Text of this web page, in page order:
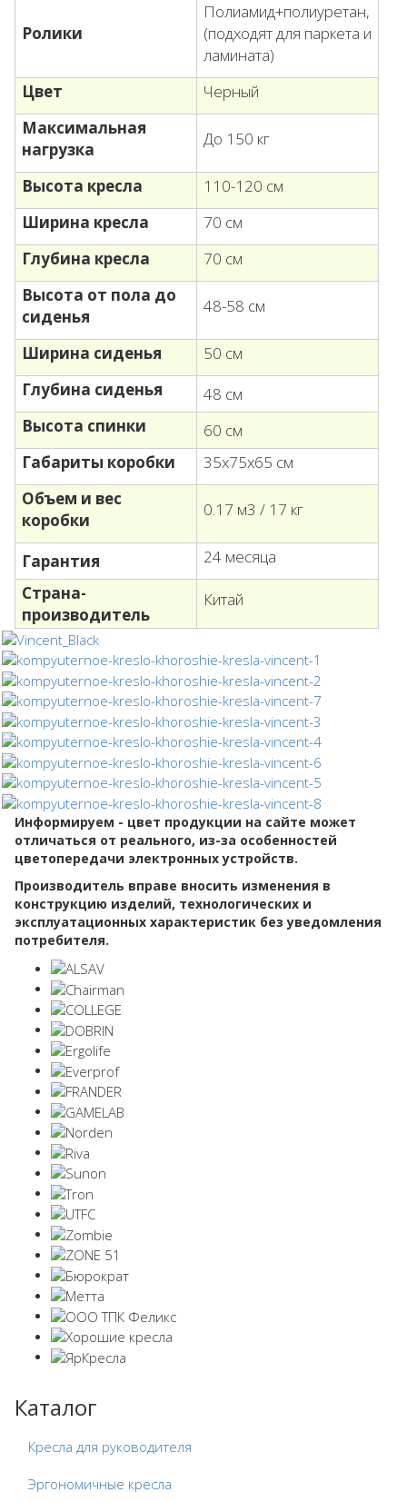
Ролики
Полиамид+полиуретан,
(подходят для паркета и
ламината)
Цвет
Черный
Максимальная
нагрузка
До 150 кг
Высота кресла
110-120 см
Ширина кресла
70 см
Глубина кресла
70 см
Высота от пола до
сиденья
48-58 см
Ширина сиденья
50 см
Глубина сиденья
48 см
Высота спинки
60 см
Габариты коробки
35х75х65 см
Объем и вес
коробки
0.17 м3 / 17 кг
Гарантия
24 месяца
Страна-
производитель
Китай
Информируем - цвет продукции на сайте может
отличаться от реального, из-за особенностей
цветопередачи электронных устройств.
Производитель вправе вносить изменения в
конструкцию изделий, технологических и
эксплуатационных характеристик без уведомления
потребителя.
Каталог
Кресла для руководителя
Эргономичные кресла